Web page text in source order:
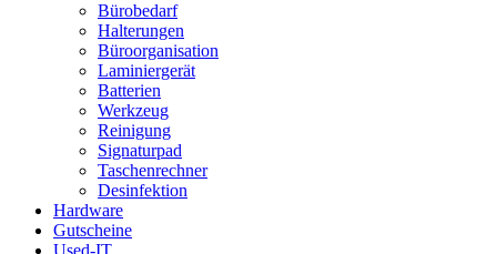
Bürobedarf
Halterungen
Büroorganisation
Laminiergerät
Batterien
Werkzeug
Reinigung
Signaturpad
Taschenrechner
Desinfektion
Hardware
Gutscheine
Used-IT